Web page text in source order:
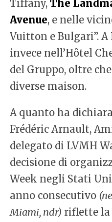
Tiffany, The
Avenue, e nelle
Vuitton e Bulgari”.
invece nell’Hôtel
del Gruppo, oltre
diverse maison.
A quanto ha
Frédéric Arnault,
delegato di LVMH
decisione di
Week negli Stati
anno consecutivo
Miami, ndr) riflette la